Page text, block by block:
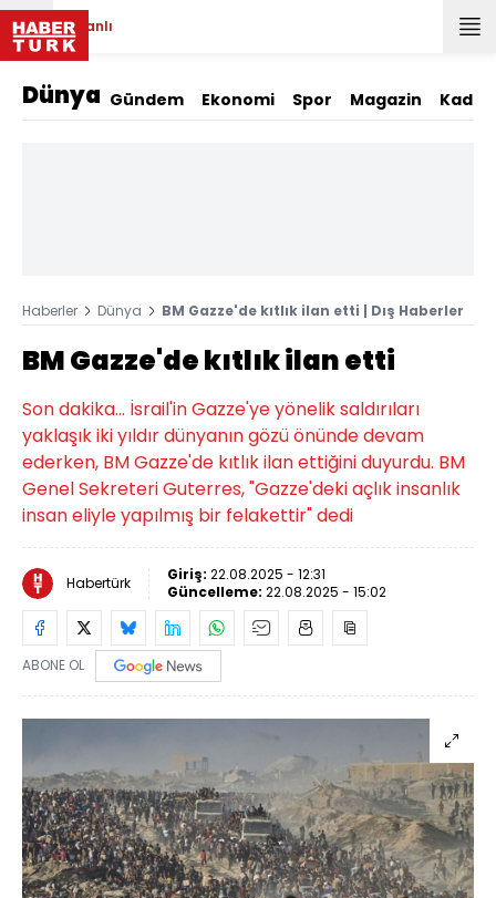
Canlı
Dünya Gündem Ekonomi Spor Magazin Kadın
Haberler Dünya BM Gazze'de kıtlık ilan etti | Dış Haberler
BM Gazze'de kıtlık ilan etti
Son dakika... İsrail'in Gazze'ye yönelik saldırıları
yaklaşık iki yıldır dünyanın gözü önünde devam
ederken, BM Gazze'de kıtlık ilan ettiğini duyurdu. BM
Genel Sekreteri Guterres, "Gazze'deki açlık insanlık
insan eliyle yapılmış bir felakettir" dedi
Habertürk Giriş: 22.08.2025 - 12:31
Güncelleme: 22.08.2025 - 15:02
ABONE OL